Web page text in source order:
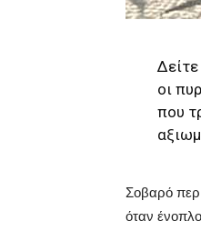
οι
που
Σοβαρό
όταν